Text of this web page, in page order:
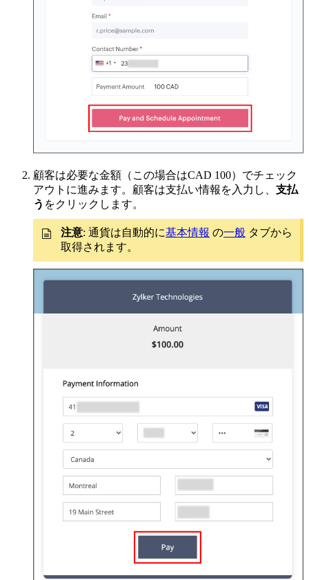
顧客は必要な金額（この場合はCAD 100）でチェック
アウトに進みます。顧客は支払い情報を入力し、 支払
う をクリックします。
注意: 通貨は自動的に基本情報 の一般 タブから
取得されます。